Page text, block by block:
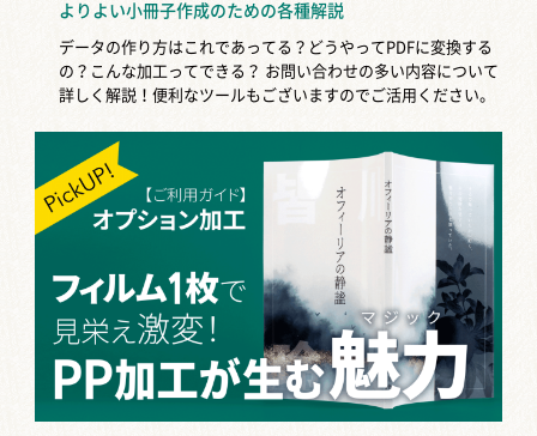
よりよい小冊子作成のための各種解説
データの作り方はこれであってる？どうやってPDFに変換する
の？こんな加工ってできる？ お問い合わせの多い内容について
詳しく解説！便利なツールもございますのでご活用ください。